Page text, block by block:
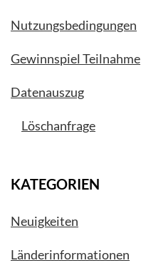
Nutzungsbedingungen
Gewinnspiel Teilnahme
Datenauszug
Löschanfrage
KATEGORIEN
Neuigkeiten
Länderinformationen